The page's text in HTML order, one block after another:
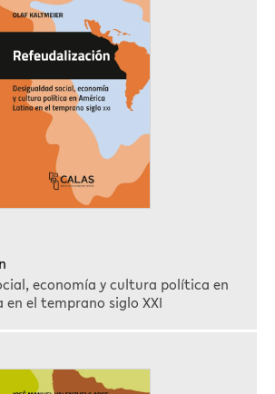
economía y cultura política en
el temprano siglo XXI